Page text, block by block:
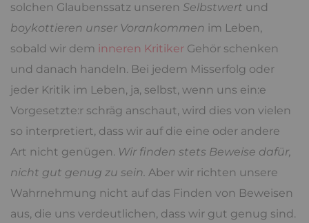
solchen Glaubenssatz unseren Selbstwert und
boykottieren unser Vorankommen im Leben,
sobald wir dem inneren Kritiker Gehör schenken
und danach handeln. Bei jedem Misserfolg oder
jeder Kritik im Leben, ja, selbst, wenn uns ein:e
Vorgesetzte:r schräg anschaut, wird dies von vielen
so interpretiert, dass wir auf die eine oder andere
Art nicht genügen. Wir finden stets Beweise dafür,
nicht gut genug zu sein. Aber wir richten unsere
Wahrnehmung nicht auf das Finden von Beweisen
aus, die uns verdeutlichen, dass wir gut genug sind.